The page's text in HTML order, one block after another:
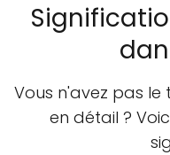
Vous n'avez pas
en détail ?